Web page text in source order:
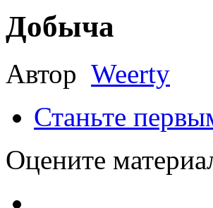
Добыча
Автор Weerty
Станьте
Оцените